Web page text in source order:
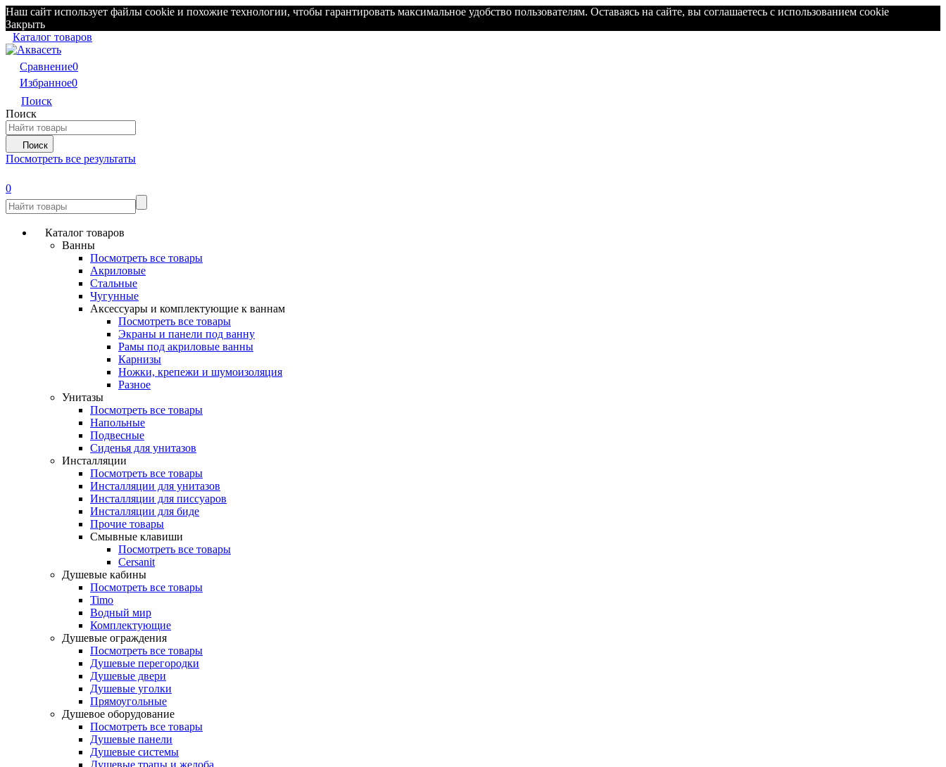
Наш сайт использует файлы cookie и похожие технологии, чтобы гарантировать максимальное удобство пользователям. Оставаясь на сайте, вы соглашаетесь с использованием cookie
Закрыть
Каталог товаров
Сравнение0
Избранное0
Поиск
Поиск
Поиск
Посмотреть все результаты
0
Каталог товаров
Ванны
Посмотреть все товары
Акриловые
Стальные
Чугунные
Аксессуары и комплектующие к ваннам
Посмотреть все товары
Экраны и панели под ванну
Рамы под акриловые ванны
Карнизы
Ножки, крепежи и шумоизоляция
Разное
Унитазы
Посмотреть все товары
Напольные
Подвесные
Сиденья для унитазов
Инсталляции
Посмотреть все товары
Инсталляции для унитазов
Инсталляции для писсуаров
Инсталляции для биде
Прочие товары
Смывные клавиши
Посмотреть все товары
Cersanit
Душевые кабины
Посмотреть все товары
Timo
Водный мир
Комплектующие
Душевые ограждения
Посмотреть все товары
Душевые перегородки
Душевые двери
Душевые уголки
Прямоугольные
Душевое оборудование
Посмотреть все товары
Душевые панели
Душевые системы
Душевые трапы и желоба